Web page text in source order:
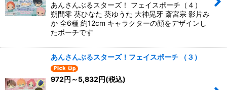
あんさんぶるスターズ！ フェイスポーチ（４）
朔間零 葵ひなた 葵ゆうた 大神晃牙 斎宮宗 影片み
か 全6種 約12cm キャラクターの顔をデザインし
たポーチです
あんさんぶるスターズ！フェイスポーチ （３）
972円 ～5,832円(税込)